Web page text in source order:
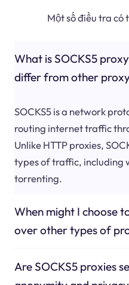
Một số điều tra
What is SOCKS5
differ from other
SOCKS5 is a network
routing internet traffic
Unlike HTTP proxies,
types of traffic, including
torrenting.
When might I choose
over other types of
Are SOCKS5 proxies